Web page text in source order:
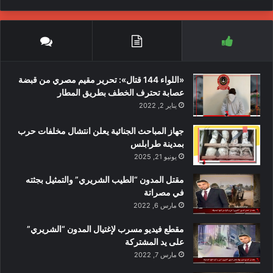
Success is largely a matter of holding on after others have let go.
إنّنا نبحث عن السّعادة غالباً وهي قريـبة منّا،
كما نبحث في كثير من الأحيان عن النظّارة
وهي فوق عيوننا. (تولستوي)
«اللواء 144 قتال»: تحرير مقيم مصري من قبضة
عصابة تحترف الخطف بطريق المطار
يناير 2, 2022
جهاز المباحث الجنائية يعلن انتشال مخلفات حرب
بمدينة طرابلس
يونيو 21, 2025
مقتل المدون “الطيب الشريري” والتمثيل بجثته
في مصراتة
مارس 6, 2022
مقطع فيديو مسرب لإغتيال المدون “الشريري”
على يد المشتركة
مارس 7, 2022